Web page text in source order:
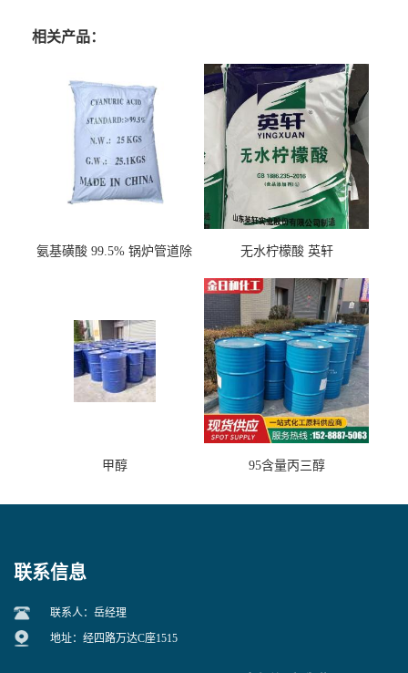
相关产品：
氨基磺酸 99.5% 锅炉管道除
无水柠檬酸 英轩
甲醇 95含量丙三醇
联系信息
联系人：岳经理
地址：经四路万达C座1515